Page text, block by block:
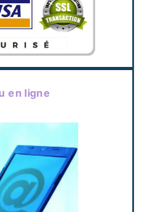
en ligne